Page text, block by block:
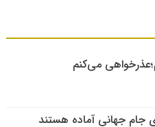
می‌کنم
جام جهانی آماده هستند